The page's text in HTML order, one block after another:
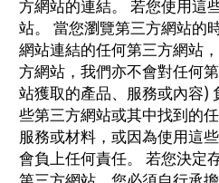
方網站的連結。 若您使用這
站。 當您瀏覽第三方網站的
網站連結的任何第三方網站
方網站，我們亦不會對任何
站獲取的產品、服務或內容)
些第三方網站或其中找到的
服務或材料，或因為使用這
會負上任何責任。 若您決定